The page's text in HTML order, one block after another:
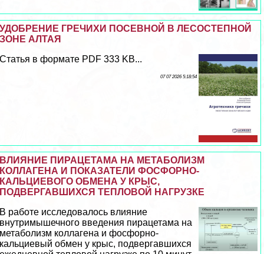
УДОБРЕНИЕ ГРЕЧИХИ ПОСЕВНОЙ В ЛЕСОСТЕПНОЙ
ЗОНЕ АЛТАЯ
Статья в формате PDF 333 KB...
07 07 2026 5:18:54
ВЛИЯНИЕ ПИРАЦЕТАМА НА МЕТАБОЛИЗМ
КОЛЛАГЕНА И ПОКАЗАТЕЛИ ФОСФОРНО-
КАЛЬЦИЕВОГО ОБМЕНА У КРЫС,
ПОДВЕРГАВШИХСЯ ТЕПЛОВОЙ НАГРУЗКЕ
В работе исследовалось влияние
внутримышечного введения пирацетама на
метаболизм коллагена и фосфорно-
кальциевый обмен у крыс, подвергавшихся